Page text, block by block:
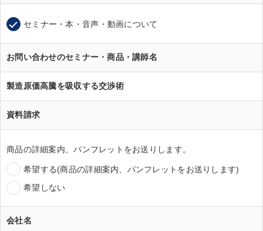
セミナー・本・音声・動画について
お問い合わせのセミナー・商品・講師名
製造原価高騰を吸収する交渉術
資料請求
商品の詳細案内、パンフレットをお送りします。
希望する(商品の詳細案内、パンフレットをお送りします)
希望しない
会社名